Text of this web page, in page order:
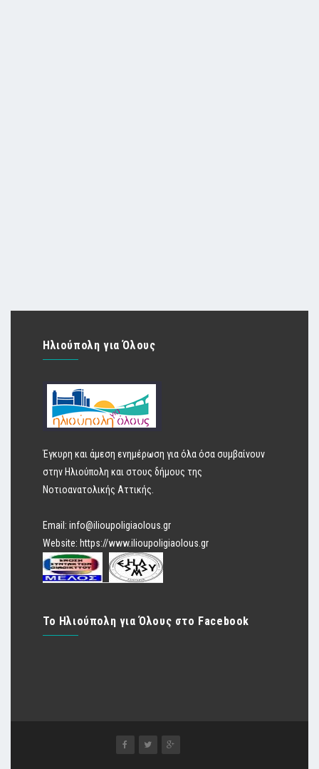
Ηλιούπολη για Όλους
Έγκυρη και άμεση ενημέρωση για όλα όσα συμβαίνουν
στην Ηλιούπολη και στους δήμους της
Νοτιοανατολικής Αττικής.
Email: info@ilioupoligiaolous.gr
Website: https://www.ilioupoligiaolous.gr
Το Ηλιούπολη για Όλους στο Facebook